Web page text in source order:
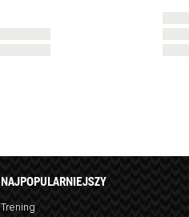
NAJPOPULARNIEJSZY
Trening